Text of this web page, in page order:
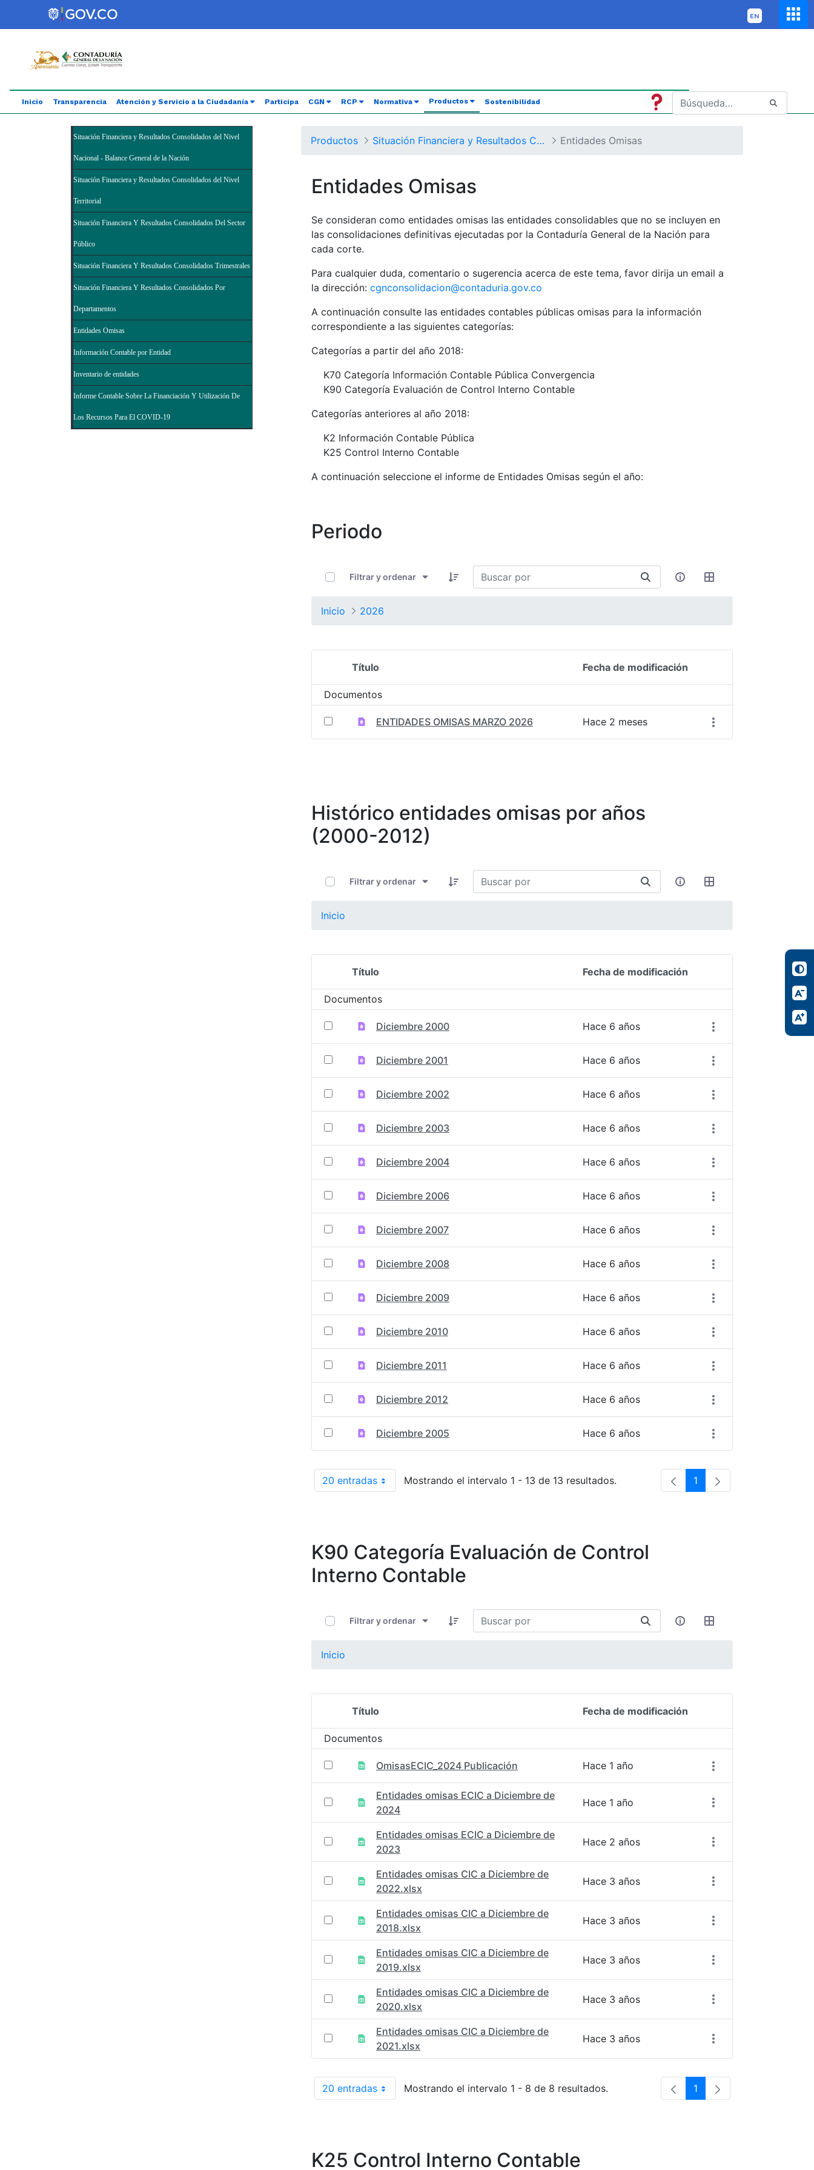
Saltar al contenido principal
Abrir menú de accesibilidad
Inicio Transparencia Atención y Servicio a la Ciudadanía Participa CGN RCP Normativa Productos (current)
Sostenibilidad
Situación Financiera y Resultados Consolidados del Nivel
Nacional - Balance General de la Nación
Situación Financiera y Resultados Consolidados del Nivel
Territorial
Situación Financiera Y Resultados Consolidados Del Sector
Público
Situación Financiera Y Resultados Consolidados Trimestrales
Situación Financiera Y Resultados Consolidados Por
Departamentos
Entidades Omisas
Información Contable por Entidad
Inventario de entidades
Informe Contable Sobre La Financiación Y Utilización De
Los Recursos Para El COVID-19
Productos Situación Financiera y Resultados Consolidados del Nivel Nacional - Balance General de la Nación y Otros Informes Entidades Omisas
Entidades Omisas
Se consideran como entidades omisas las entidades consolidables que no se incluyen en
las consolidaciones definitivas ejecutadas por la Contaduría General de la Nación para
cada corte.
Para cualquier duda, comentario o sugerencia acerca de este tema, favor dirija un email a
la dirección: cgnconsolidacion@contaduria.gov.co
A continuación consulte las entidades contables públicas omisas para la información
correspondiente a las siguientes categorías:
Categorías a partir del año 2018:
K70 Categoría Información Contable Pública Convergencia
K90 Categoría Evaluación de Control Interno Contable
Categorías anteriores al año 2018:
K2 Información Contable Pública
K25 Control Interno Contable
A continuación seleccione el informe de Entidades Omisas según el año:
Periodo
Filtrar y ordenar
Inicio 2026
Selección del elemento
Título Fecha de modificación
Documentos
ENTIDADES OMISAS MARZO 2026 Hace 2 meses
Histórico entidades omisas por años
(2000-2012)
Filtrar y ordenar
Inicio
Selección del elemento
Título Fecha de modificación
Acciones del elemento
Documentos
Diciembre 2000 Hace 6 años
Diciembre 2001 Hace 6 años
Diciembre 2002 Hace 6 años
Diciembre 2003 Hace 6 años
Diciembre 2004 Hace 6 años
Diciembre 2006 Hace 6 años
Diciembre 2007 Hace 6 años
Diciembre 2008 Hace 6 años
Diciembre 2009 Hace 6 años
Diciembre 2010 Hace 6 años
Diciembre 2011 Hace 6 años
Diciembre 2012 Hace 6 años
Diciembre 2005 Hace 6 años
20 entradasPor páginaMostrando el intervalo 1 - 13 de 13 resultados. Página
1
K90 Categoría Evaluación de Control
Interno Contable
Filtrar y ordenar
Inicio
Selección del elemento
Título Fecha de modificación
Documentos
OmisasECIC_2024 Publicación Hace 1 año
Entidades omisas ECIC a Diciembre de
2024
Hace 1 año
Entidades omisas ECIC a Diciembre de
2023
Hace 2 años
Entidades omisas CIC a Diciembre de
2022.xlsx
Hace 3 años
Entidades omisas CIC a Diciembre de
2018.xlsx
Hace 3 años
Entidades omisas CIC a Diciembre de
2019.xlsx
Hace 3 años
Entidades omisas CIC a Diciembre de
2020.xlsx
Hace 3 años
Entidades omisas CIC a Diciembre de
2021.xlsx
Hace 3 años
20 entradasPor páginaMostrando el intervalo 1 - 8 de 8 resultados. Página
1
K25 Control Interno Contable